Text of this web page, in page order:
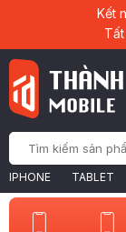
Kết
IPHONE TABLET